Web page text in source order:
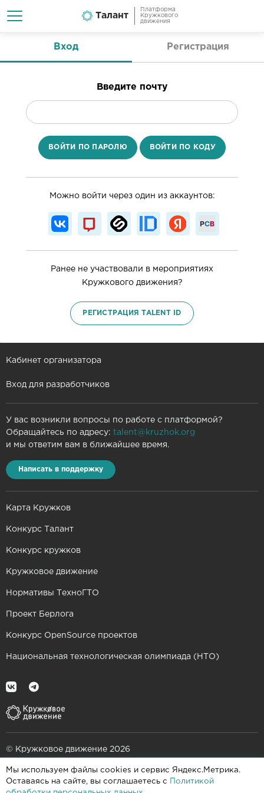
Мы используем файлы cookies и сервис Яндекс.Метрика.
Оставаясь на сайте, вы соглашаетесь с
Политикой
Талант
Платформа
Кружкового
движения
Вход Регистрация
Введите почту
ВОЙТИ ПО ПАРОЛЮ ВОЙТИ ПО КОДУ
Можно войти через один из аккаунтов:
Ранее не участвовали в мероприятиях
Кружкового движения?
РЕГИСТРАЦИЯ TALENT ID
Кабинет организатора
Вход для разработчиков
У вас возникли вопросы по работе с платформой?
Обращайтесь по адресу: talent@kruzhok.org
и мы ответим вам в ближайшее время.
Написать в поддержку
Карта Кружков
Конкурс Талант
Конкурс кружков
Кружковое движение
Нормативы ТехноГТО
Проект Берлога
Конкурс OpenSource проектов
Национальная технологическая олимпиада (НТО)
© Кружковое движение 2026
При поддержке